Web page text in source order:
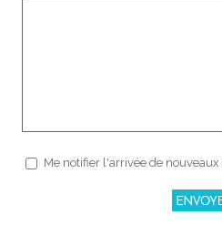
Me notifier l'arrivée de